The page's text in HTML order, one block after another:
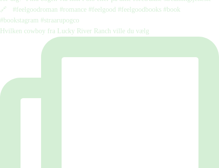
Hvilken cowboy fra Lucky River Ranch ville du vælg